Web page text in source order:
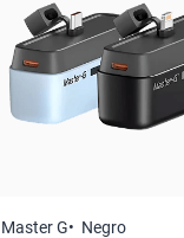
Master G Negro